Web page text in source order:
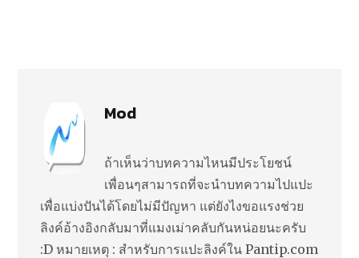
Mod
ถ้าเห็นว่าบทความไหนมีประโยชน์
เพื่อนๆสามารถที่จะนำบทความไปแปะ
เพื่อแบ่งปันได้โดยไม่มีปัญหา แต่ยังไงขอแรงช่วย
ลิงค์อ้างอิงกลับมาที่แมงเม่าคลับกันหน่อยนะครับ
:D หมายเหตุ : สำหรับการแปะลิงค์ใน Pantip.com